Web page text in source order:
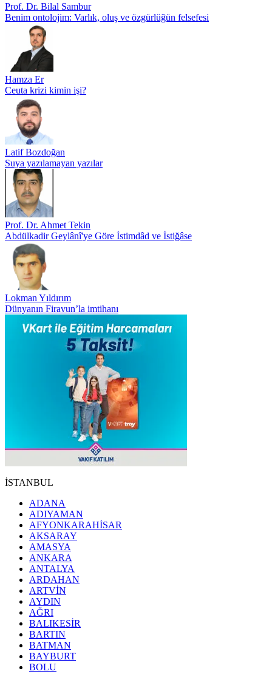
Prof. Dr. Bilal Sambur
Benim ontolojim: Varlık, oluş ve özgürlüğün felsefesi
Hamza Er
Ceuta krizi kimin işi?
Latif Bozdoğan
Suya yazılamayan yazılar
Prof. Dr. Ahmet Tekin
Abdülkadir Geylânî'ye Göre İstimdâd ve İstiğâse
Lokman Yıldırım
Dünyanın Firavun’la imtihanı
İSTANBUL
ADANA
ADIYAMAN
AFYONKARAHİSAR
AKSARAY
AMASYA
ANKARA
ANTALYA
ARDAHAN
ARTVİN
AYDIN
AĞRI
BALIKESİR
BARTIN
BATMAN
BAYBURT
BOLU